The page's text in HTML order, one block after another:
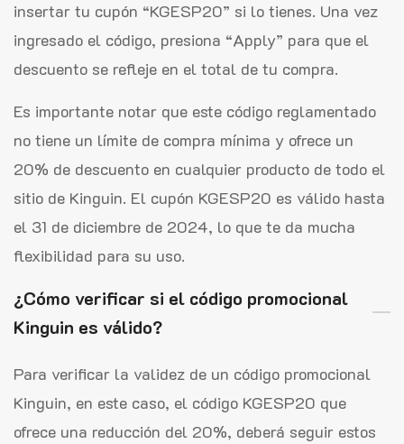
insertar tu cupón “KGESP20” si lo tienes. Una vez
ingresado el código, presiona “Apply” para que el
descuento se refleje en el total de tu compra.
Es importante notar que este código reglamentado
no tiene un límite de compra mínima y ofrece un
20% de descuento en cualquier producto de todo el
sitio de Kinguin. El cupón KGESP20 es válido hasta
el 31 de diciembre de 2024, lo que te da mucha
flexibilidad para su uso.
¿Cómo verificar si el código promocional
Kinguin es válido?
Para verificar la validez de un código promocional
Kinguin, en este caso, el código KGESP20 que
ofrece una reducción del 20%, deberá seguir estos